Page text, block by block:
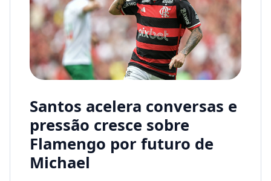
Santos acelera conversas e
pressão cresce sobre
Flamengo por futuro de
Michael